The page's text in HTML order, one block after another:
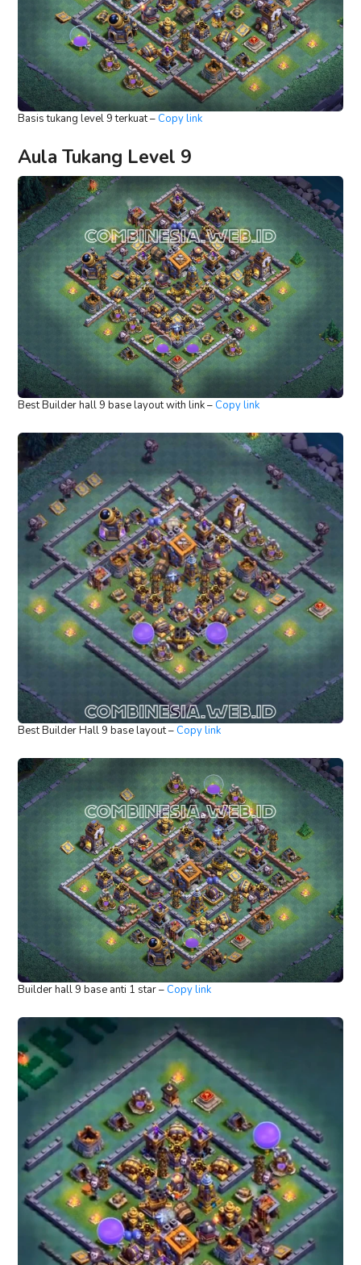
Basis tukang level 9 terkuat – Copy link
Aula Tukang Level 9
Best Builder hall 9 base layout with link – Copy link
Best Builder Hall 9 base layout – Copy link
Builder hall 9 base anti 1 star – Copy link